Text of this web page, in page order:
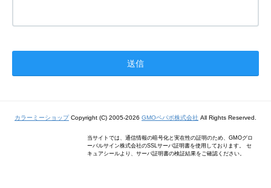
カラーミーショップCopyright (C) 2005-2026 GMOペパボ株式会社 All Rights Reserved.
当サイトでは、通信情報の暗号化と実在性の証明のため、GMOグロ
ーバルサイン株式会社のSSLサーバ証明書を使用しております。 セ
キュアシールより、サーバ証明書の検証結果をご確認ください。